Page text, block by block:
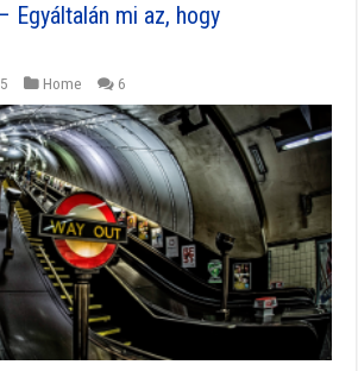
Egyáltalán mi az, hogy
Home 6